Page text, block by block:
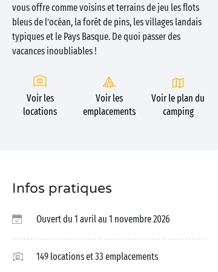
vous offre comme voisins et terrains de jeu les flots
bleus de l’océan, la forêt de pins, les villages landais
typiques et le Pays Basque. De quoi passer des
vacances inoubliables !
Voir les
locations
Voir les
emplacements
Voir le plan du
camping
Infos pratiques
Ouvert du 1 avril au 1 novembre 2026
149 locations et 33 emplacements